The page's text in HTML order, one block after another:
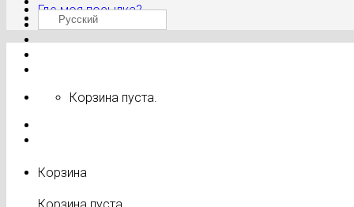
Где моя посылка?
Корзина пуста.
Корзина
Русский